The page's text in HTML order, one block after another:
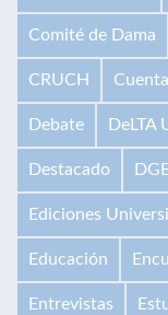
Comité de Dama
CRUCH
Debate DeLTA
Destacado
Ediciones
Educación
Entrevistas